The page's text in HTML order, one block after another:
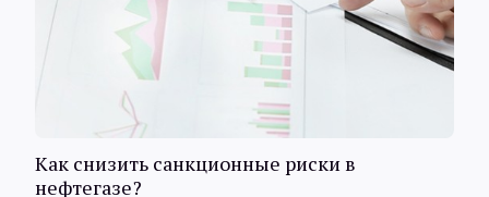
Как снизить санкционные риски в
нефтегазе?